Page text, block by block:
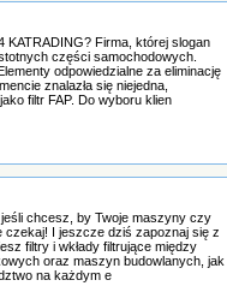
Firma, której slogan
części samochodowych.
odpowiedzialne za eliminację
znalazła się niejedna,
filtr FAP. Do wyboru klien
chcesz, by Twoje maszyny czy
czekaj! I jeszcze dziś zapoznaj się z
filtry i wkłady filtrujące między
oraz maszyn budowlanych, jak
na każdym e